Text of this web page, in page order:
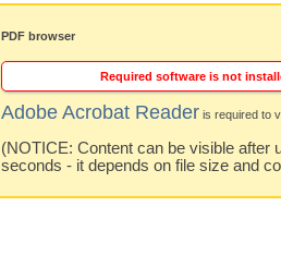
PDF browser
Required software is not
Adobe Acrobat Reader is required to
(NOTICE: Content can be visible after
seconds - it depends on file size and